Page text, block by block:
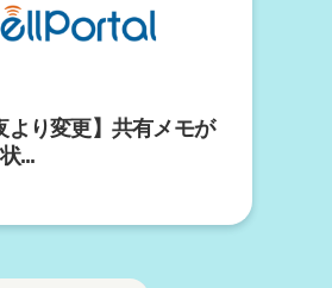
より変更】共有メモが
...